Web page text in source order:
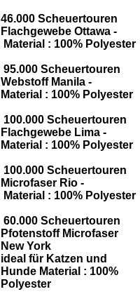
46.000 Scheuertouren
Flachgewebe Ottawa -
Material : 100% Polyester
95.000 Scheuertouren
Webstoff Manila -
Material : 100% Polyester
100.000 Scheuertouren
Flachgewebe Lima -
Material : 100% Polyester
100.000 Scheuertouren
Microfaser Rio -
Material : 100% Polyester
60.000 Scheuertouren
Pfotenstoff Microfaser
New York
ideal für Katzen und
Hunde Material : 100%
Polyester